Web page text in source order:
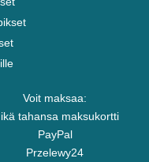
Voit maksaa:
tahansa maksukortti
PayPal
Przelewy24